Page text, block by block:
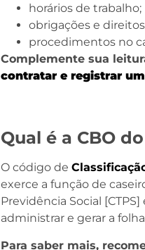
horários de trabalho;
obrigações e
procedimentos no
Complemente sua
contratar e registrar
Qual é a CBO
O código de
exerce a função de
Previdência Social
administrar e gerar a
Para saber mais,